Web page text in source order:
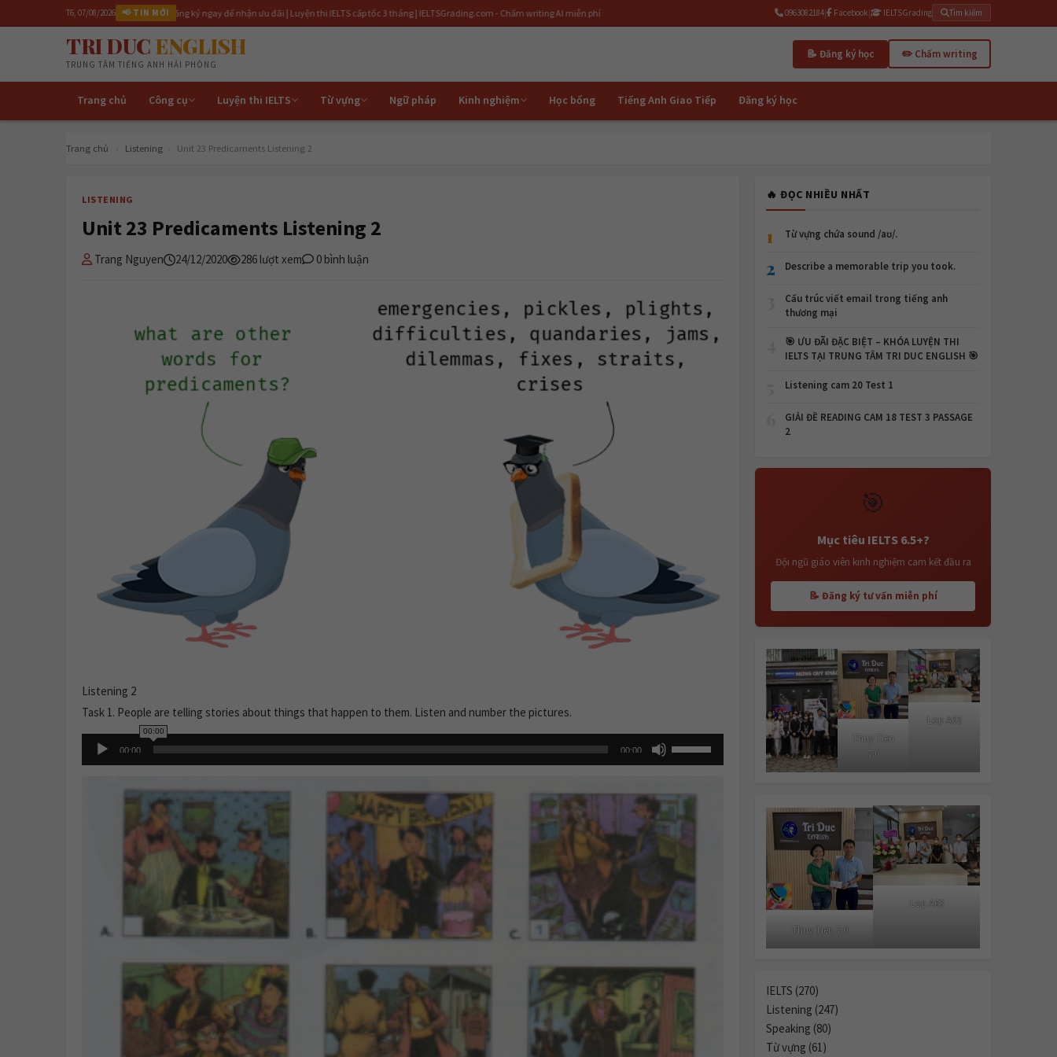
T6, 07/08/2026 📢 TIN MỚI
IELTS 6.5 tháng 4/2026 | Đăng ký ngay để nhận ưu đãi | Luyện thi IELTS cấp tốc 3 tháng | IELTSGrading.com - Chấm writing AI miễn phí 0963082184| Facebook| IELTSGrading Tìm kiếm
TRI DUC ENGLISH
TRUNG TÂM TIẾNG ANH HẢI PHÒNG
📝 Đăng ký học ✏️ Chấm writing
Trang chủ Công cụ Luyện thi IELTS Từ vựng Ngữ pháp Kinh nghiệm Học bổng Tiếng Anh Giao Tiếp Đăng ký học
Trang chủ Listening Unit 23 Predicaments Listening 2
LISTENING
Unit 23 Predicaments Listening 2
Trang Nguyen 24/12/2020 286 lượt xem 0 bình luận
Listening 2
Task 1. People are telling stories about things that happen to them. Listen and number the pictures.
Audio
Player
00:00
00:00
00:00
Use
Up/Down
keys
increase
or
decrease
volume.
🔥 ĐỌC NHIỀU NHẤT
1 Từ vựng chứa sound /aʊ/.
2 Describe a memorable trip you took.
Cấu trúc viết email trong tiếng anh
thương mại
🎯 ƯU ĐÃI ĐẶC BIỆT – KHÓA LUYỆN THI
IELTS TẠI TRUNG TÂM TRI DUC ENGLISH 🎯
Listening cam 20 Test 1
GIẢI ĐỀ READING CAM 18 TEST 3 PASSAGE
2
🎯
Mục tiêu IELTS 6.5+?
Đội ngũ giáo viên kinh nghiệm cam kết đầu ra
📝 Đăng ký tư vấn miễn phí
Thuy Tien
7.0
Lop A63
Thuy Tien 7.0
Lop A63
IELTS (270)
Listening (247)
Speaking (80)
Từ vựng (61)